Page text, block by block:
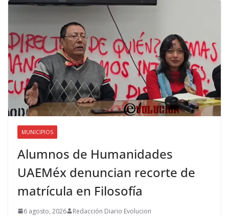
MUNICIPIOS
Alumnos de Humanidades
UAEMéx denuncian recorte de
matrícula en Filosofía
6 agosto, 2026 Redacción Diario Evolucion